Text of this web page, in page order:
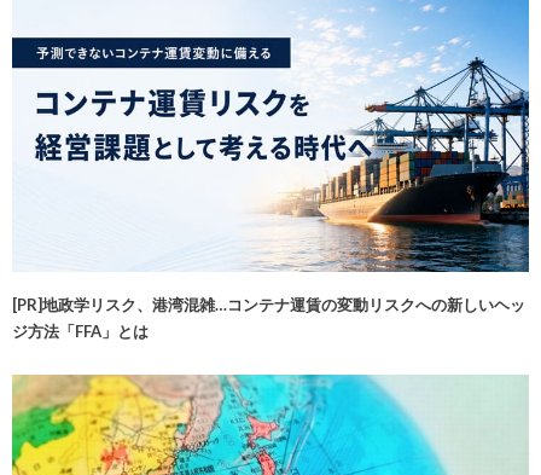
[PR]地政学リスク、港湾混雑…コンテナ運賃の変動リスクへの新しいヘッ
ジ方法「FFA」とは